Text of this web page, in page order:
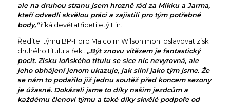
ale na druhou stranu jsem hrozně rád za Mikku a Jarma,
kteří odvedli skvělou práci a zajistili pro tým potřebné
body,“říká devětatřicetiletý Fin.
Ředitel týmu BP-Ford Malcolm Wilson mohl oslavovat zisk
druhého titulu a řekl. „Být znovu vítězem je fantastický
pocit. Zisku loňského titulu se sice nic nevyrovná, ale
jeho obhájení jenom ukazuje, jak silní jako tým jsme. Že
se nám to podařilo již jednu soutěž před koncem sezony
je úžasné. Dokázali jsme to díky našim jezdcům a
každému členovi týmu a také díky skvělé podpoře od